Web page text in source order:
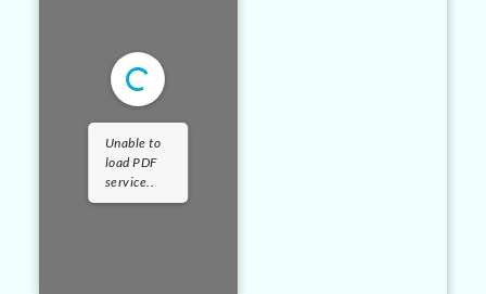
Unable to
load PDF
service..